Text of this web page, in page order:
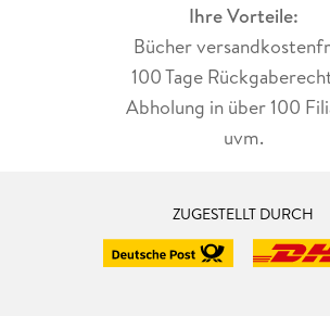
Ihre Vorteile:
Bücher
100 Tage
Abholung in über 100
uvm.
ZUGESTELLT DURCH